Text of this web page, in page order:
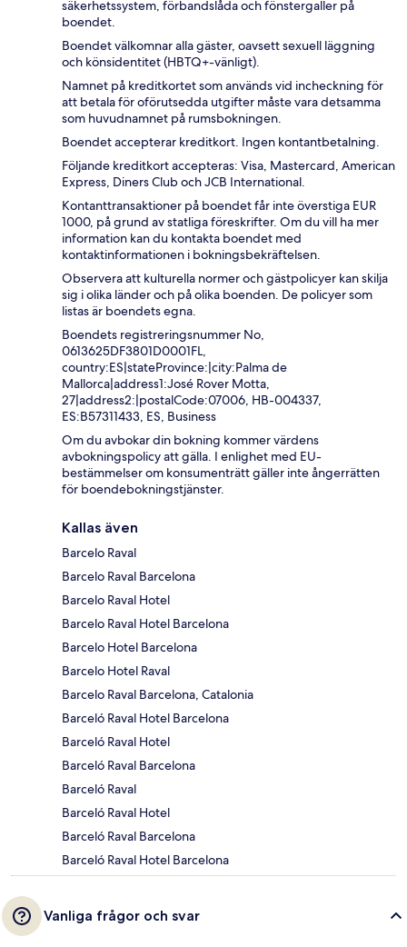
säkerhetssystem, förbandslåda och fönstergaller på
boendet.
Boendet välkomnar alla gäster, oavsett sexuell läggning
och könsidentitet (HBTQ+-vänligt).
Namnet på kreditkortet som används vid incheckning för
att betala för oförutsedda utgifter måste vara detsamma
som huvudnamnet på rumsbokningen.
Boendet accepterar kreditkort. Ingen kontantbetalning.
Följande kreditkort accepteras: Visa, Mastercard, American
Express, Diners Club och JCB International.
Kontanttransaktioner på boendet får inte överstiga EUR
1000, på grund av statliga föreskrifter. Om du vill ha mer
information kan du kontakta boendet med
kontaktinformationen i bokningsbekräftelsen.
Observera att kulturella normer och gästpolicyer kan skilja
sig i olika länder och på olika boenden. De policyer som
listas är boendets egna.
Boendets registreringsnummer No,
0613625DF3801D0001FL,
country:ES|stateProvince:|city:Palma de
Mallorca|address1:José Rover Motta,
27|address2:|postalCode:07006, HB-004337,
ES:B57311433, ES, Business
Om du avbokar din bokning kommer värdens
avbokningspolicy att gälla. I enlighet med EU-
bestämmelser om konsumenträtt gäller inte ångerrätten
för boendebokningstjänster.
Kallas även
Barcelo Raval
Barcelo Raval Barcelona
Barcelo Raval Hotel
Barcelo Raval Hotel Barcelona
Barcelo Hotel Barcelona
Barcelo Hotel Raval
Barcelo Raval Barcelona, Catalonia
Barceló Raval Hotel Barcelona
Barceló Raval Hotel
Barceló Raval Barcelona
Barceló Raval
Barceló Raval Hotel
Barceló Raval Barcelona
Barceló Raval Hotel Barcelona
Vanliga frågor och svar